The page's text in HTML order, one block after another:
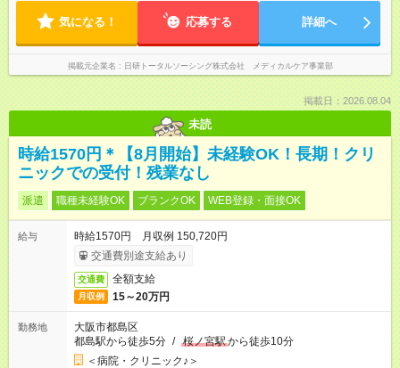
気になる！ 応募する 詳細へ
掲載元企業名 日研トータルソーシング株式会社 メディカルケア事業部
掲載日：2026.08.04
未読
時給1570円＊【8月開始】未経験OK！長期！クリ
ニックでの受付！残業なし
派遣 職種未経験OK ブランクOK WEB登録・面接OK
給与
時給1570円 月収例 150,720円
交通費別途支給あり
交通費 全額支給
月収例 15～20万円
勤務地
大阪市都島区
都島駅から徒歩5分 / 桜ノ宮駅から徒歩10分
＜病院・クリニック♪＞